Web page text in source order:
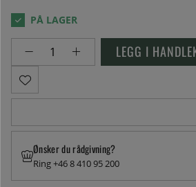
LEGG I
Ønsker du rådgivning?
Ring +46 8 410 95 200